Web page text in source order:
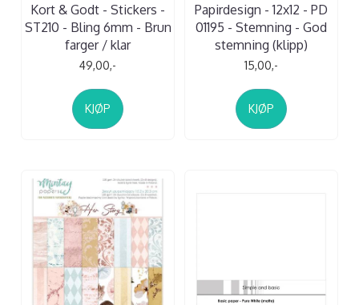
Kort & Godt - Stickers -
ST210 - Bling 6mm - Brun
farger / klar
49,00,-
KJØP
Papirdesign - 12x12 - PD
01195 - Stemning - God
stemning (klipp)
15,00,-
KJØP